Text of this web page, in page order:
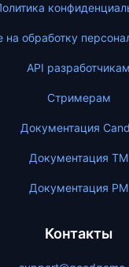
на обработку
API разработчикам
Стримерам
Документация
Документация ТМ
Документация PM
Контакты